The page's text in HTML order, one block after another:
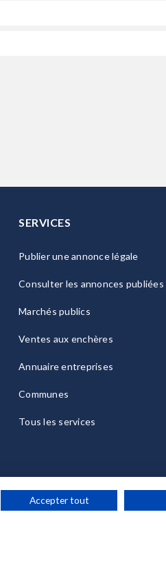
SERVICES
Publier une annonce légale
Consulter les annonces publiées
Marchés publics
Ventes aux enchères
Annuaire entreprises
Communes
Tous les services
Accepter tout